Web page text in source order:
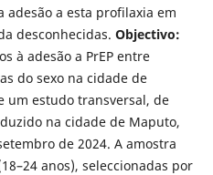
a esta profilaxia em
desconhecidas. Objectivo:
à adesão a PrEP entre
do sexo na cidade de
um estudo transversal, de
na cidade de Maputo,
de 2024. A amostra
anos), seleccionadas por